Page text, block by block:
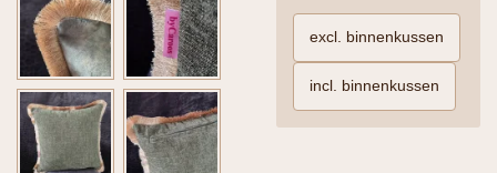
excl. binnenkussen
incl. binnenkussen